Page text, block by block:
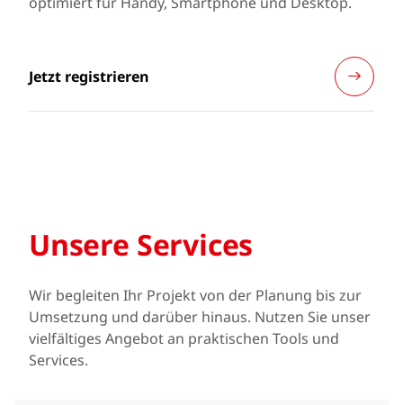
Jetzt registrieren
Unsere Services
Wir begleiten Ihr Projekt von der Planung bis zur
Umsetzung und darüber hinaus. Nutzen Sie unser
vielfältiges Angebot an praktischen Tools und
Services.